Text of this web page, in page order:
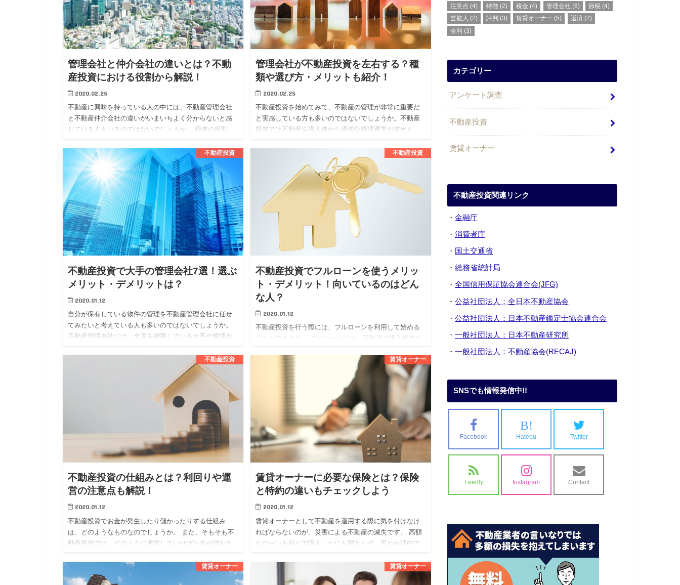
管理会社と仲介会社の違いとは？不動
産投資における役割から解説！
2020.02.25
不動産に興味を持っている人の中には、不動産管理会社
と不動産仲介会社の違いがいまいちよく分からないと感
じている人もいるのではないでしょうか。 両者の役割
す。 今回は、そんな不…
管理会社が不動産投資を左右する？種
類や選び方・メリットも紹介！
2020.02.25
不動産投資を始めてみて、不動産の管理が非常に重要だ
と実感している方も多いのではないでしょうか。不動産
投資では不動産を購入後から適切な管理運営が求めら
不動産投資
不動産投資で大手の管理会社7選！選ぶ
メリット・デメリットは？
2020.01.12
自分が保有している物件の管理を不動産管理会社に任せ
てみたいと考えている人も多いのではないでしょうか。
不動産管理会社には、全国を網羅している大手の管理会
不動産投資
不動産投資でフルローンを使うメリッ
ト・デメリット！向いているのはどん
な人？
2020.01.12
不動産投資を行う際には、フルローンを利用して始める
ことができます。 フルローンとは、不動産の購入価格を
ものです。 不動産投資を始めたい人の中には、フルロー
不動産投資
不動産投資の仕組みとは？利回りや運
営の注意点も解説！
2020.01.12
不動産投資でお金が発生したり儲かったりする仕組み
は、どのようなものなのでしょうか。 また、そもそも不
動産投資では、どのように運営していけばお金が儲かる
賃貸オーナー
賃貸オーナーに必要な保険とは？保険
と特約の違いもチェックしよう
2020.01.12
賃貸オーナーとして不動産を運用する際に気を付けなけ
ればならないのが、災害による不動産の滅失です。 高額
なローンを組んで購入したにも関わらず、思わぬ理由で
賃貸オーナー 賃貸オーナー
注意点 (4) 特徴 (2) 税金 (4) 管理会社 (6) 節税 (4)
芸能人 (2) 評判 (3) 賃貸オーナー (5) 返済 (2)
金利 (3)
カテゴリー
アンケート調査
不動産投資
賃貸オーナー
不動産投資関連リンク
・ 金融庁
・ 消費者庁
・ 国土交通省
・ 総務省統計局
・ 全国信用保証協会連合会(JFG)
・ 公益社団法人：全日本不動産協会
・ 公益社団法人：日本不動産鑑定士協会連合会
・ 一般社団法人：日本不動産研究所
・ 一般社団法人：不動産協会(RECAJ)
SNSでも情報発信中!!
Facebook
B!
Hatebu Twitter
Feedly Instagram Contact